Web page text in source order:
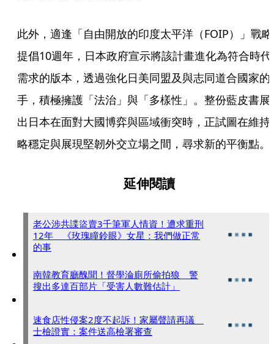
此外，適逢「自由開放的印度太平洋（FOIP）」戰略
提倡10週年，日本政府宣示將該計畫進化為符合時代
需求的版本，透過強化日美同盟及與志同道合國家的
手，積極擁護「法治」與「多樣性」。整份藍皮書展
出日本在面對大國博弈與區域衝突時，正試圖在維持
略穩定與展現堅韌外交立場之間，尋求新的平衡點。
延伸閱讀
老公涉共諜盜賣3千筆軍人情資！遭求重刑
12年 《玫瑰瞳鈴眼》女星：我們做正常
的事
南韓教育廳醜聞！督學淪廁所偷拍狼 警
搜出多達百部片「受害人數難估計」
速食店性侵案2度不起訴！家屬聲請再議
士檢證實：案件送高檢署審查